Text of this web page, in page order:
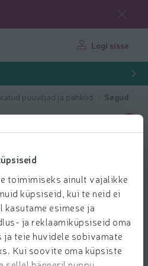
toimimiseks ainult vajalikke
küpsiseid, kui te neid ei
esimese ja
ja reklaamiküpsiseid oma
teie huvidele sobivamate
Kui soovite oma küpsiste
Logi sisse
puuviljad ja pähklid Segud